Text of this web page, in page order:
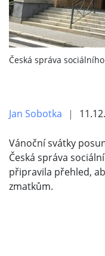
Česká správa
Jan Sobotka
Vánoční svátky
Česká správa
připravila přehled,
zmatkům.